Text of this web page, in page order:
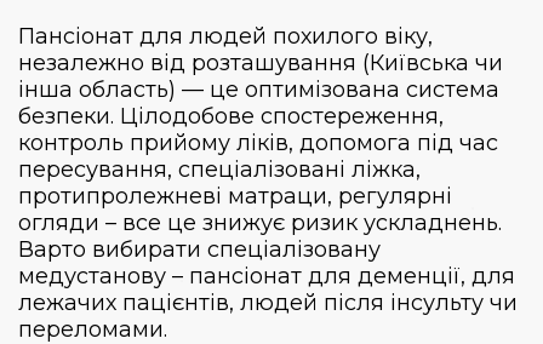
Пансіонат для людей похилого віку,
незалежно від розташування (Київська чи
інша область) — це оптимізована система
безпеки. Цілодобове спостереження,
контроль прийому ліків, допомога під час
пересування, спеціалізовані ліжка,
протипролежневі матраци, регулярні
огляди – все це знижує ризик ускладнень.
Варто вибирати спеціалізовану
медустанову – пансіонат для деменції, для
лежачих пацієнтів, людей після інсульту чи
переломами.